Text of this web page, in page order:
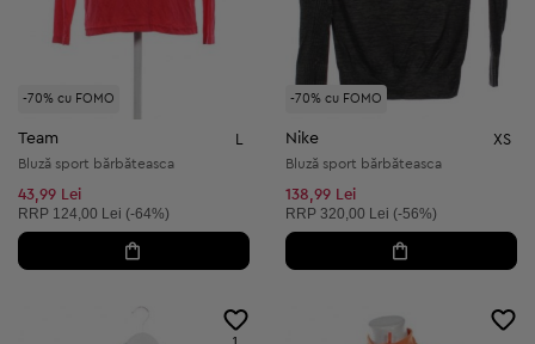
-70% cu FOMO
Team L
Bluză sport bărbăteasca
43,99 Lei
Preț recomandat:
RRP 124,00 Lei (-64%)
-70% cu FOMO
Nike XS
Bluză sport bărbăteasca
138,99 Lei
Preț recomandat:
RRP 320,00 Lei (-56%)